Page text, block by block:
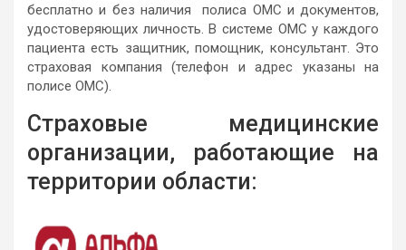
бесплатно и без наличия полиса ОМС и документов,
удостоверяющих личность. В системе ОМС у каждого
пациента есть защитник, помощник, консультант. Это
страховая компания (телефон и адрес указаны на
полисе ОМС).
Страховые медицинские
организации, работающие на
территории области: